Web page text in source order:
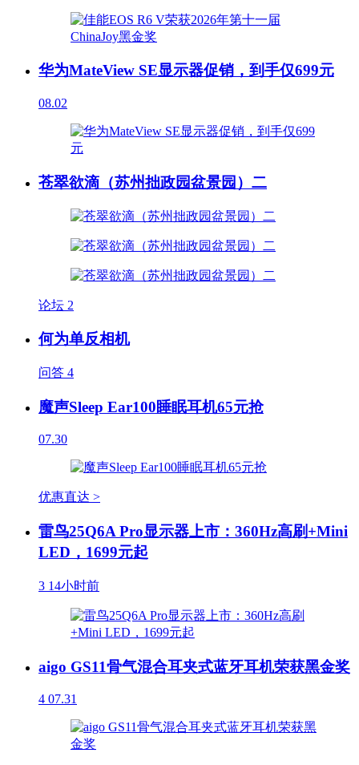
华为MateView SE显示器促销，到手仅699元
08.02
苍翠欲滴（苏州拙政园盆景园）二
论坛 2
何为单反相机
问答 4
魔声Sleep Ear100睡眠耳机65元抢
07.30
优惠直达 >
雷鸟25Q6A Pro显示器上市：360Hz高刷+Mini
LED，1699元起
3 14小时前
aigo GS11骨气混合耳夹式蓝牙耳机荣获黑金奖
4 07.31